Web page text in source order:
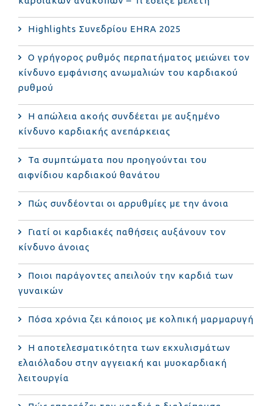
Highlights Συνεδρίου EHRA 2025
Ο γρήγορος ρυθμός περπατήματος μειώνει τον
κίνδυνο εμφάνισης ανωμαλιών του καρδιακού
ρυθμού
Η απώλεια ακοής συνδέεται με αυξημένο
κίνδυνο καρδιακής ανεπάρκειας
Τα συμπτώματα που προηγούνται του
αιφνίδιου καρδιακού θανάτου
Πώς συνδέονται οι αρρυθμίες με την άνοια
Γιατί οι καρδιακές παθήσεις αυξάνουν τον
κίνδυνο άνοιας
Ποιοι παράγοντες απειλούν την καρδιά των
γυναικών
Πόσα χρόνια ζει κάποιος με κολπική μαρμαρυγή
Η αποτελεσματικότητα των εκχυλισμάτων
ελαιόλαδου στην αγγειακή και μυοκαρδιακή
λειτουργία